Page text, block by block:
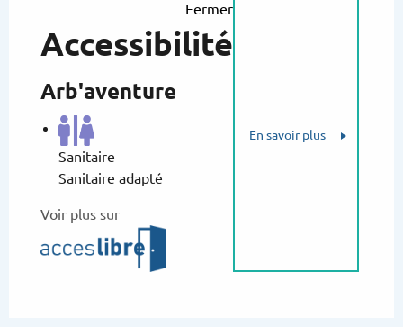
Fermer
Accessibilité
Arb'aventure
Sanitaire
Sanitaire adapté
Voir plus sur
En savoir plus